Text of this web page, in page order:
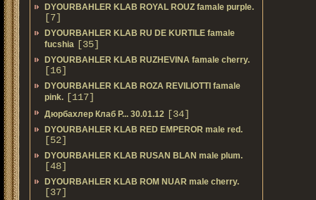
DYOURBAHLER KLAB ROYAL ROUZ famale purple.
[7]
DYOURBAHLER KLAB RU DE KURTILE famale
fucshia [35]
DYOURBAHLER KLAB RUZHEVINA famale cherry.
[16]
DYOURBAHLER KLAB ROZA REVILIOTTI famale
pink. [117]
Дюрбахлер Клаб Р... 30.01.12 [34]
DYOURBAHLER KLAB RED EMPEROR male red.
[52]
DYOURBAHLER KLAB RUSAN BLAN male plum.
[48]
DYOURBAHLER KLAB ROM NUAR male cherry.
[37]